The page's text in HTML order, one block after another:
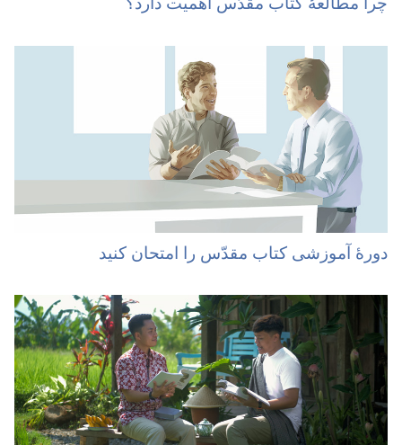
دورهٔ آموزشی کتاب مقدّس را امتحان کنید